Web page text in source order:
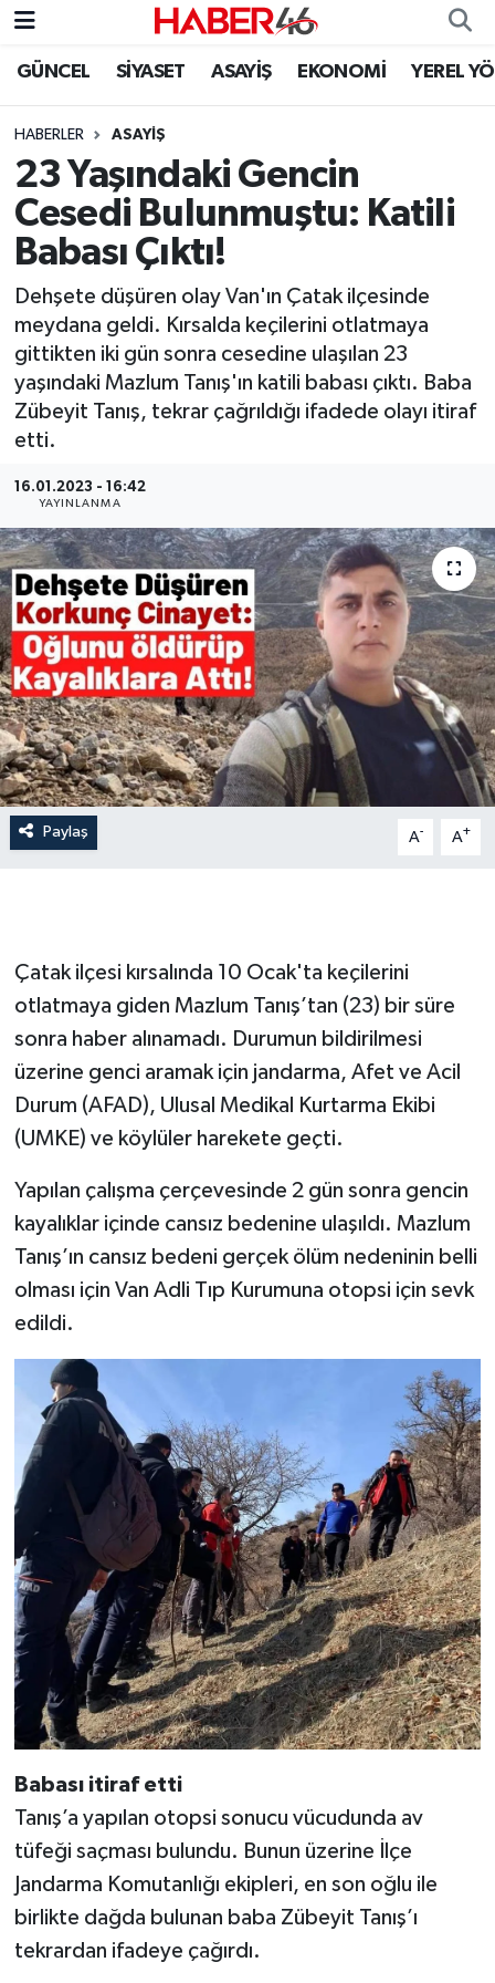
GÜNCEL SİYASET ASAYİŞ EKONOMİ YEREL
HABERLER ASAYİŞ
23 Yaşındaki Gencin
Cesedi Bulunmuştu: Katili
Babası Çıktı!
Dehşete düşüren olay Van'ın Çatak ilçesinde
meydana geldi. Kırsalda keçilerini otlatmaya
gittikten iki gün sonra cesedine ulaşılan 23
yaşındaki Mazlum Tanış'ın katili babası çıktı. Baba
Zübeyit Tanış, tekrar çağrıldığı ifadede olayı itiraf
etti.
16.01.2023 - 16:42
YAYINLANMA
Paylaş A- A+
Çatak ilçesi kırsalında 10 Ocak'ta keçilerini
otlatmaya giden Mazlum Tanış’tan (23) bir süre
sonra haber alınamadı. Durumun bildirilmesi
üzerine genci aramak için jandarma, Afet ve Acil
Durum (AFAD), Ulusal Medikal Kurtarma Ekibi
(UMKE) ve köylüler harekete geçti.
Yapılan çalışma çerçevesinde 2 gün sonra gencin
kayalıklar içinde cansız bedenine ulaşıldı. Mazlum
Tanış’ın cansız bedeni gerçek ölüm nedeninin belli
olması için Van Adli Tıp Kurumuna otopsi için sevk
edildi.
Babası itiraf etti
Tanış’a yapılan otopsi sonucu vücudunda av
tüfeği saçması bulundu. Bunun üzerine İlçe
Jandarma Komutanlığı ekipleri, en son oğlu ile
birlikte dağda bulunan baba Zübeyit Tanış’ı
tekrardan ifadeye çağırdı.
GÜNCEL
SİYASET
EKONOMİ
SPOR
YAŞAM
TEKNOLOJİ
SAĞLIK
EĞİTİM
İLÇE HABERLERİ
KÜLTÜR-SANAT
KSÜ
DÜNYA
ROPORTAJ
MAGAZİN
MEDYA
SEÇİM 2011
ÜÇÜNCÜ SAYFA
BİLİMNET
Yemek
SİVİL TOPLUM
SEÇİM 2014
KİM KİMDİR
ÇEK GÖNDER
KİTAP
HEDEF2020
OTOMOBİL
MİZAH
TARİH
Genel
Politika
YEREL
BÖLGEDEN
Nöbetçi Eczaneler
Hava Durumu
Kahramanmaraş Namaz Vakitleri
Trafik Durumu
Süper Lig Puan Durumu ve Fikstür
Tüm Manşetler
Son Dakika Haberleri
Haber Arşivi